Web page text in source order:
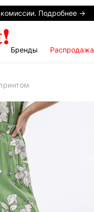
Подробнее →
Бренды Распродажа